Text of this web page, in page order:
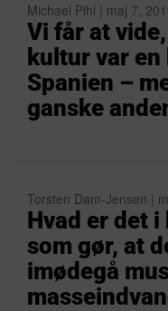
Michael Pihl | maj 7,
Vi får at
kultur var
Spanien –
ganske
Torsten Dam-Jensen |
Hvad er det
som gør, at
imødegå